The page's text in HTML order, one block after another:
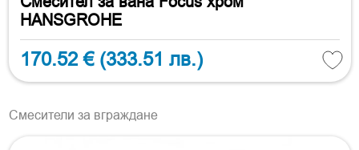
HANSGROHE
170.52 € (333.51 лв.)
Смесители за вграждане